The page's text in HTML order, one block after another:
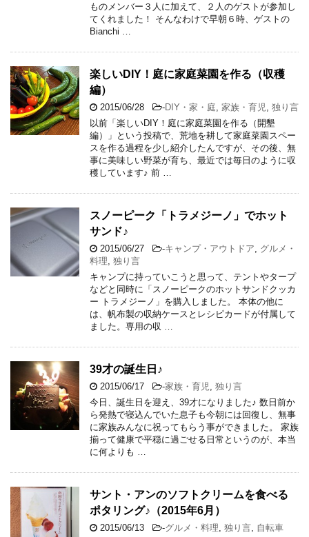
ものメンバー３人に加えて、２人のゲストが参加し
てくれました！ そんなわけで早朝６時、ゲストの
Bianchi …
楽しいDIY！庭に家庭菜園を作る（収穫
編）
2015/06/28 -DIY・家・庭 家族・育児
独り言
以前「楽しいDIY！庭に家庭菜園を作る（開墾
編）」という投稿で、荒地を耕して家庭菜園スペー
スを作る過程を少し紹介したんですが、その後、無
事に美味しい野菜が育ち、最近では毎日のように収
穫しています♪ 前 …
スノーピーク「トラメジーノ」でホット
サンド♪
2015/06/27 -キャンプ・アウトドア
グルメ・
料理 独り言
キャンプに持っていこうと思って、テントやタープ
などと同時に「スノーピークのホットサンドクッカ
ー トラメジーノ」を購入しました。 本体の他に
は、帆布製の収納ケースとレシピカードが付属して
ました。専用の収 …
39才の誕生日♪
2015/06/17 -家族・育児
独り言
今日、誕生日を迎え、39才になりました♪ 数日前か
ら発熱で寝込んでいた息子も今朝には回復し、無事
に家族みんなに祝ってもらう事ができました。 家族
揃って健康で平穏に過ごせる日常というのが、本当
に何よりも …
サント・アンのソフトクリームを食べる
ポタリング♪（2015年6月）
2015/06/13 -グルメ・料理 独り言 自転車